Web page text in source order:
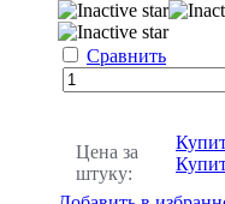
Сравнить
Цена за
штуку: